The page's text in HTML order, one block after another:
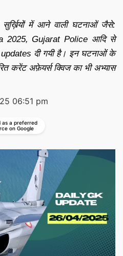
में आने वाली घटनाओं जैसे:
2025, Gujarat Police आदि से
updates दी गयी है। इन घटनाओं के
करेंट अफ़ेयर्स क्विज का भी अभ्यास
06:51 pm
as a preferred
on Google